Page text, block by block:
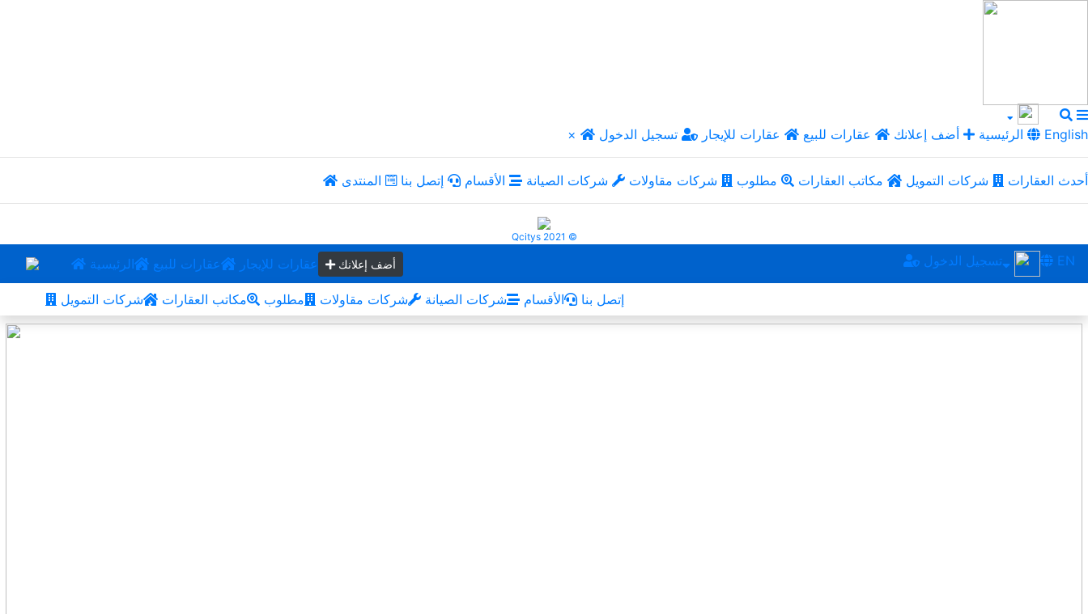
× الرئيسية أضف إعلانك عقارات للبيع عقارات للإيجار تسجيل الدخول English
أحدث العقارات شركات التمويل مكاتب العقارات مطلوب شركات مقاولات شركات الصيانة الأقسام إتصل بنا المنتدى
Qcitys 2021 ©
الرئيسية عقارات للبيع عقارات للإيجار أضف إعلانك تسجيل الدخول EN
شركات التمويل مكاتب العقارات مطلوب شركات مقاولات شركات الصيانة الأقسام إتصل بنا